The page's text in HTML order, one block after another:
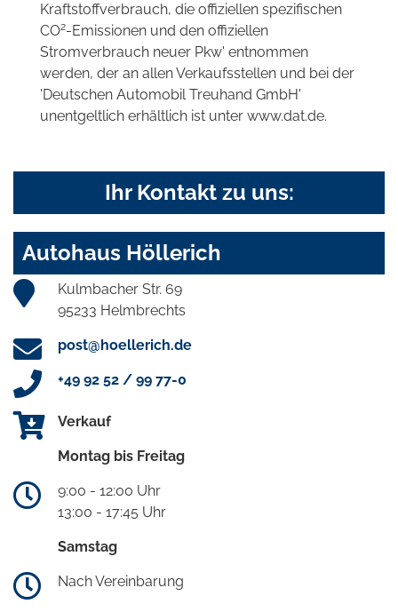
Kraftstoffverbrauch, die offiziellen spezifischen
CO2-Emissionen und den offiziellen
Stromverbrauch neuer Pkw' entnommen
werden, der an allen Verkaufsstellen und bei der
'Deutschen Automobil Treuhand GmbH'
unentgeltlich erhältlich ist unter www.dat.de.
Ihr Kontakt zu uns:
Autohaus Höllerich
Kulmbacher Str. 69
95233 Helmbrechts
post@hoellerich.de
+49 92 52 / 99 77-0
Verkauf
Montag bis Freitag
9:00 - 12:00 Uhr
13:00 - 17:45 Uhr
Samstag
Nach Vereinbarung